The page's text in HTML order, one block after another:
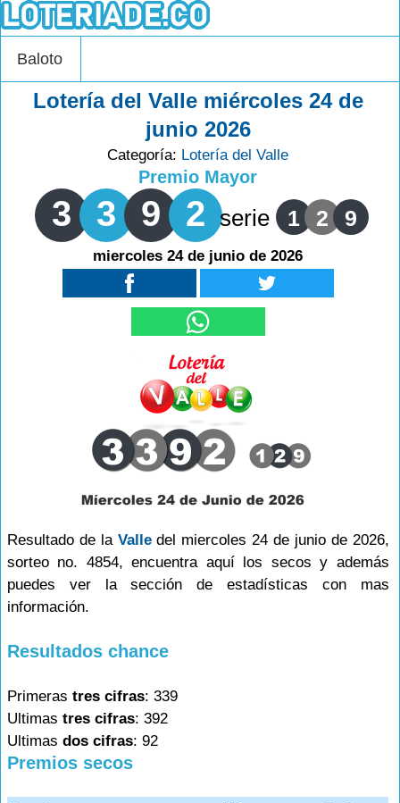
Baloto
Lotería del Valle miércoles 24 de
junio 2026
Categoría: Lotería del Valle
Premio Mayor
3 3 9 2 serie 1 2 9
miercoles 24 de junio de 2026
Resultado de la Valledel miercoles 24 de junio de 2026,
sorteo no. 4854, encuentra aquí los secos y además
puedes ver la sección de estadísticas con mas
información.
Resultados chance
Primeras tres cifras: 339
Ultimas tres cifras: 392
Ultimas dos cifras: 92
Premios secos